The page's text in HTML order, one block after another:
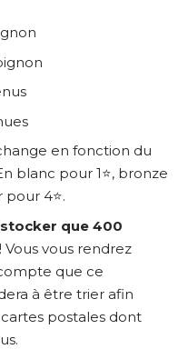
en fonction du
blanc pour 1⭐, bronze
pour 4⭐.
que 400
! Vous vous rendrez
que ce
à être trier afin
postales dont